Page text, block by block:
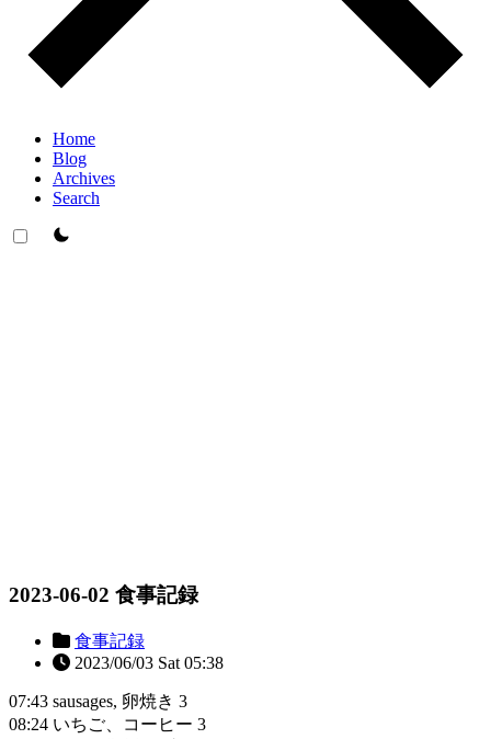
Home
Blog
Archives
Search
theme switcher
2023-06-02 食事記録
食事記録
2023/06/03 Sat 05:38
07:43 sausages, 卵焼き 3
08:24 いちご、コーヒー 3